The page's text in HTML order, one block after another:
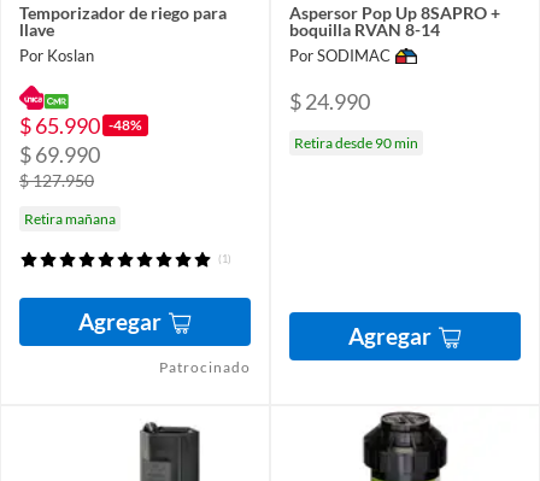
Temporizador de riego para
llave
Por Koslan
$ 65.990 -48%
$ 69.990
$ 127.950
Retira mañana
(1)
Agregar
Patrocinado
Aspersor Pop Up 8SAPRO +
boquilla RVAN 8-14
Por SODIMAC
$ 24.990
Retira desde 90 min
Agregar